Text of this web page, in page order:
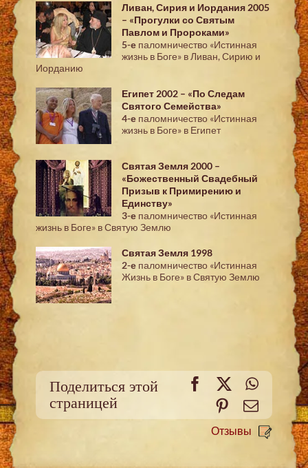
Ливан, Сирия и Иордания 2005
– «Прогулки со Святым
Павлом и Пророками»
5-е паломничество «Истинная
жизнь в Боге» в Ливан, Сирию и
Иорданию
Египет 2002 – «По Следам
Святого Семейства»
4-е паломничество «Истинная
жизнь в Боге» в Египет
Святая Земля 2000 –
«Божественный Свадебный
Призыв к Примирению и
Единству»
3-е паломничество «Истинная
жизнь в Боге» в Святую Землю
Святая Земля 1998
2-е паломничество «Истинная
Жизнь в Боге» в Святую Землю
Поделиться этой
страницей
Facebook
X
Pinterest
Email
Отзывы